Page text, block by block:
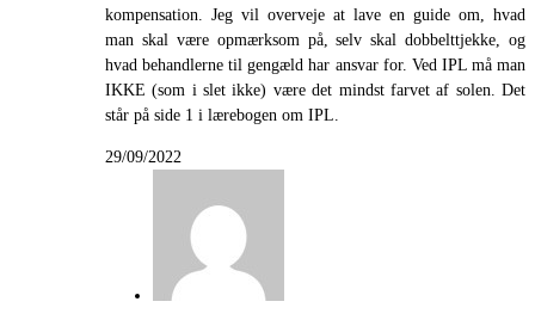
kompensation. Jeg vil overveje at lave en guide om, hvad
man skal være opmærksom på, selv skal dobbelttjekke, og
hvad behandlerne til gengæld har ansvar for. Ved IPL må man
IKKE (som i slet ikke) være det mindst farvet af solen. Det
står på side 1 i lærebogen om IPL.
29/09/2022